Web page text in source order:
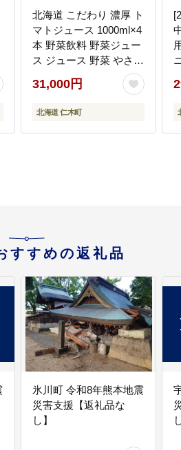
北海道 こだわり 濃厚 ト
マトジュース 1000ml×4
本 野菜飲料 野菜ジュー
ス ジュース 野菜 やさい
トマト 食塩不使用 [株式
会社コンセル]
31,000円
北海道 仁木町
すすめの返礼品
氷川町 令和8年熊本地震
災害支援【返礼品な
し】